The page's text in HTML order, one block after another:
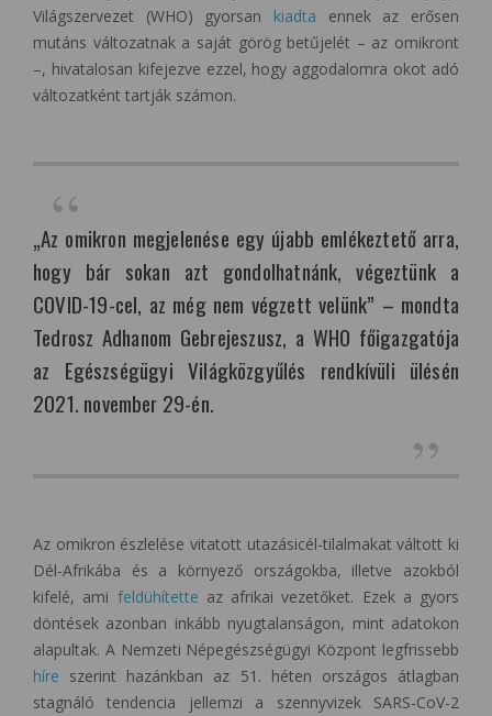
Világszervezet (WHO) gyorsan kiadta ennek az erősen
mutáns változatnak a saját görög betűjelét – az omikront
–, hivatalosan kifejezve ezzel, hogy aggodalomra okot adó
változatként tartják számon.
„Az omikron megjelenése egy újabb emlékeztető arra,
hogy bár sokan azt gondolhatnánk, végeztünk a
COVID-19-cel, az még nem végzett velünk” – mondta
Tedrosz Adhanom Gebrejeszusz, a WHO főigazgatója
az Egészségügyi Világközgyűlés rendkívüli ülésén
2021. november 29-én.
Az omikron észlelése vitatott utazásicél-tilalmakat váltott ki
Dél-Afrikába és a környező országokba, illetve azokból
kifelé, ami feldühítette az afrikai vezetőket. Ezek a gyors
döntések azonban inkább nyugtalanságon, mint adatokon
alapultak. A Nemzeti Népegészségügyi Központ legfrissebb
híre szerint hazánkban az 51. héten országos átlagban
stagnáló tendencia jellemzi a szennyvizek SARS-CoV-2